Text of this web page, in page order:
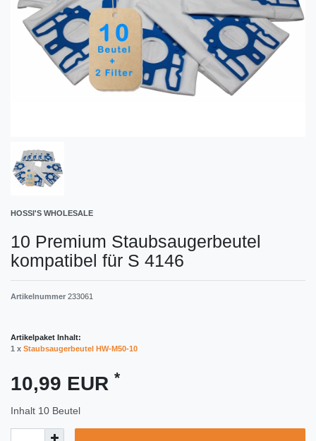
HOSSI'S WHOLESALE
10 Premium Staubsaugerbeutel
kompatibel für S 4146
Artikelnummer 233061
Artikelpaket Inhalt:
1 x Staubsaugerbeutel HW-M50-10
10,99 EUR *
Inhalt 10 Beutel